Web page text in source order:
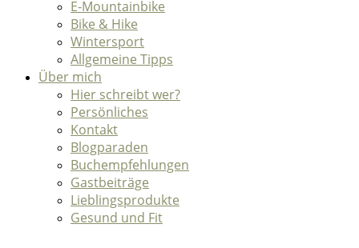
E-Mountainbike
Bike & Hike
Wintersport
Allgemeine Tipps
Über mich
Hier schreibt wer?
Persönliches
Kontakt
Blogparaden
Buchempfehlungen
Gastbeiträge
Lieblingsprodukte
Gesund und Fit